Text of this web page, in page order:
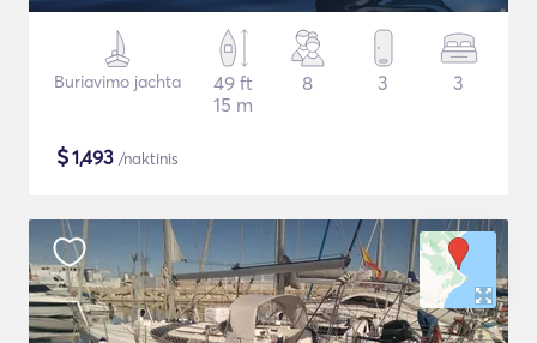
Buriavimo jachta
49 ft
15 m
8 3 3
$1,493 /naktinis